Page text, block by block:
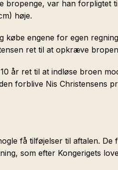
var han forpligtet
høje.
engene for egen
ret til at opkræve
år ret til at indløse broen
forblive Nis Christensens
få tilføjelser til aftalen.
som efter Kongerigets